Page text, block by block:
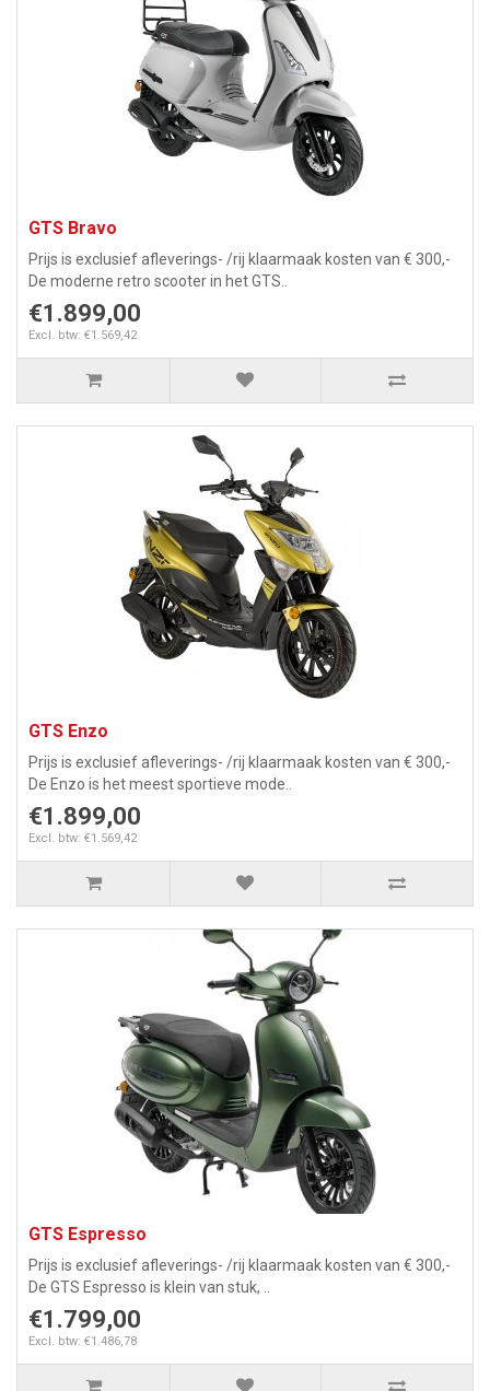
GTS Bravo
Prijs is exclusief afleverings- /rij klaarmaak kosten van € 300,-
De moderne retro scooter in het GTS..
€1.899,00
Excl. btw: €1.569,42
GTS Enzo
Prijs is exclusief afleverings- /rij klaarmaak kosten van € 300,-
De Enzo is het meest sportieve mode..
€1.899,00
Excl. btw: €1.569,42
GTS Espresso
Prijs is exclusief afleverings- /rij klaarmaak kosten van € 300,-
De GTS Espresso is klein van stuk, ..
€1.799,00
Excl. btw: €1.486,78